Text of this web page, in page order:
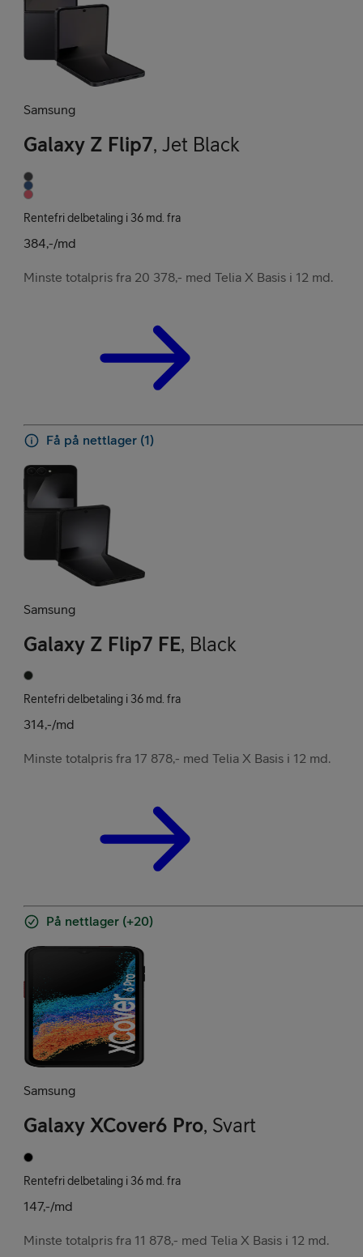
Samsung
Galaxy Z Flip7, Jet Black
Rentefri delbetaling i 36 md. fra
384,-/md
Minste totalpris fra 20 378,- med Telia X Basis i 12 md.
Få på nettlager (1)
Samsung
Galaxy Z Flip7 FE, Black
Rentefri delbetaling i 36 md. fra
314,-/md
Minste totalpris fra 17 878,- med Telia X Basis i 12 md.
På nettlager (+20)
Samsung
Galaxy XCover6 Pro, Svart
Rentefri delbetaling i 36 md. fra
147,-/md
Minste totalpris fra 11 878,- med Telia X Basis i 12 md.